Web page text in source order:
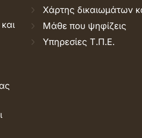
Χάρτης δικαιωμάτων
Μάθε που ψηφίζεις
Υπηρεσίες Τ.Π.Ε.